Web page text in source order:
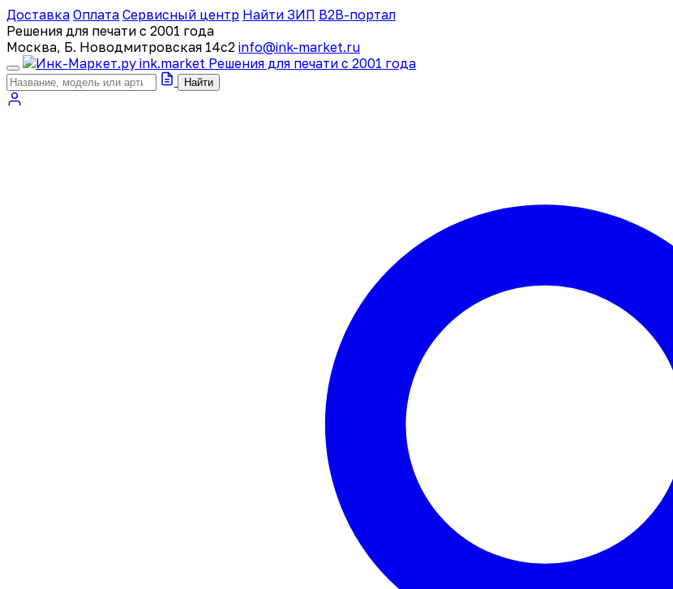
Доставка Оплата Сервисный центр Найти ЗИП B2B-портал
Решения для печати с 2001 года
Москва, Б. Новодмитровская 14с2 info@ink-market.ru
ink.market Решения для печати с 2001 года
Найти